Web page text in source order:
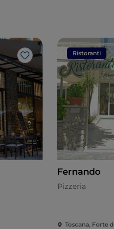
Like
Ristoranti
Fernando
Pizzeria
Toscana, Forte